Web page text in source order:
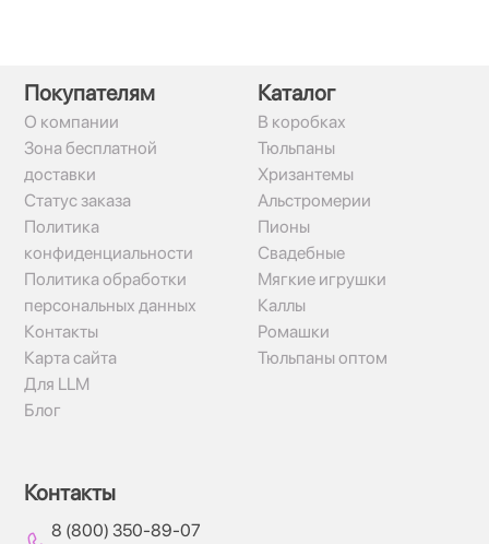
Покупателям
О компании
Зона бесплатной
доставки
Статус заказа
Политика
конфиденциальности
Политика обработки
персональных данных
Контакты
Карта сайта
Для LLM
Блог
Каталог
В коробках
Тюльпаны
Хризантемы
Альстромерии
Пионы
Свадебные
Мягкие игрушки
Каллы
Ромашки
Тюльпаны оптом
Контакты
8 (800) 350-89-07